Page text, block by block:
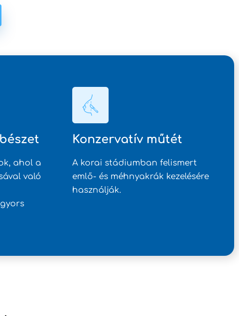
ahol a
való
Konzervatív műtét
A korai stádiumban felismert
emlő- és méhnyakrák kezelésére
használják.